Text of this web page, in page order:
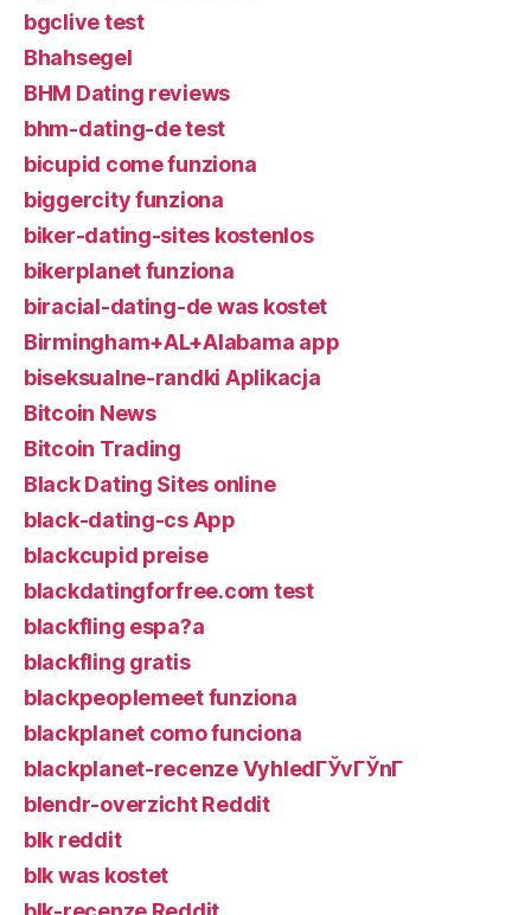
bgclive test
Bhahsegel
BHM Dating reviews
bhm-dating-de test
bicupid come funziona
biggercity funziona
biker-dating-sites kostenlos
bikerplanet funziona
biracial-dating-de was kostet
Birmingham+AL+Alabama app
biseksualne-randki Aplikacja
Bitcoin News
Bitcoin Trading
Black Dating Sites online
black-dating-cs App
blackcupid preise
blackdatingforfree.com test
blackfling espa?a
blackfling gratis
blackpeoplemeet funziona
blackplanet como funciona
blackplanet-recenze VyhledГЎvГЎnГ­
blendr-overzicht Reddit
blk reddit
blk was kostet